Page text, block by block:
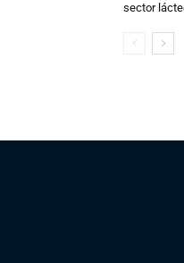
sector